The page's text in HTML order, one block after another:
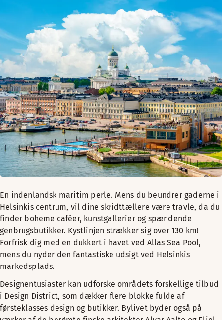
En indenlandsk maritim perle. Mens du beundrer gaderne i
Helsinkis centrum, vil dine skridttællere være travle, da du
finder boheme caféer, kunstgallerier og spændende
genbrugsbutikker. Kystlinjen strækker sig over 130 km!
Forfrisk dig med en dukkert i havet ved Allas Sea Pool,
mens du nyder den fantastiske udsigt ved Helsinkis
markedsplads.
Designentusiaster kan udforske områdets forskellige tilbud
i Design District, som dækker flere blokke fulde af
førsteklasses design og butikker. Bylivet byder også på